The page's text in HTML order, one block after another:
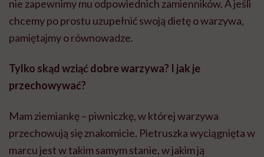
nie zapewnimy mu odpowiednich zamienników. A jeśli
chcemy po prostu uzupełnić swoją dietę o warzywa,
pamiętajmy o równowadze.
Tylko skąd wziąć dobre warzywa? I jak je
przechowywać?
Mam ziemiankę – piwniczkę, w której warzywa
przechowują się znakomicie. Pietruszka wyciągnięta w
marcu jest w takim samym stanie, w jakim ją